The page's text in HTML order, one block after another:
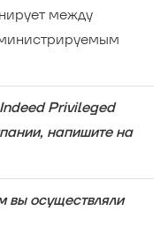
между
Privileged
напишите на
вы осуществляли